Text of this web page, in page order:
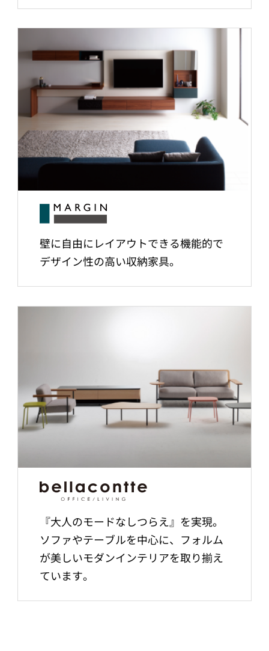
壁に自由にレイアウトできる機能的で
デザイン性の高い収納家具。
『大人のモードなしつらえ』を実現。
ソファやテーブルを中心に、フォルム
が美しいモダンインテリアを取り揃え
ています。